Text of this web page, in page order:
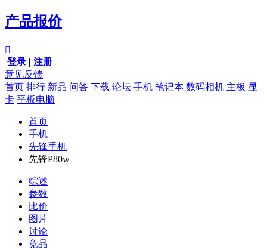
产品报价

登录 | 注册
意见反馈
首页 排行 新品 问答 下载 论坛 手机 笔记本 数码相机 主板 显
卡 平板电脑
首页
手机
先锋手机
先锋P80w
综述
参数
比价
图片
讨论
竞品